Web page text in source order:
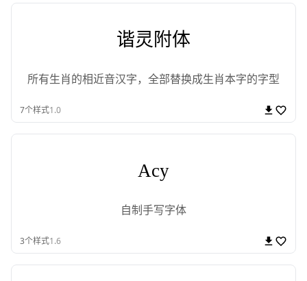
谐灵附体
所有生肖的相近音汉字，全部替换成生肖本字的字型
7个样式1.0
Acy
自制手写字体
3个样式1.6